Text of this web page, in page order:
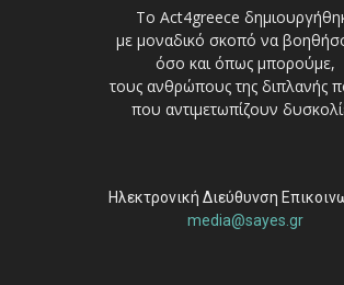
Το Act4greece
με μοναδικό σκοπό να
όσο και όπως μπορούμε,
τους ανθρώπους της διπλανής
που αντιμετωπίζουν
Ηλεκτρονική Διεύθυνση
media@sayes.gr